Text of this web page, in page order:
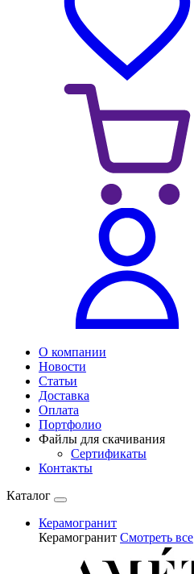
О компании
Новости
Статьи
Доставка
Оплата
Портфолио
Файлы для скачивания
Сертификаты
Контакты
Каталог
Керамогранит
Керамогранит Смотреть все